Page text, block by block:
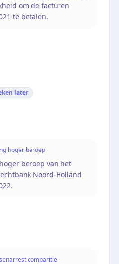
om de facturen
te betalen.
later
hoger beroep
beroep van het
Noord-Holland
comparitie